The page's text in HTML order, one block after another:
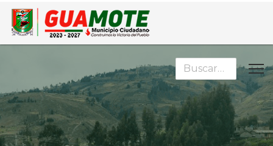
Buscar